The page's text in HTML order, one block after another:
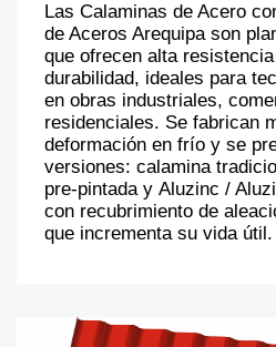
Las Calaminas de Acero
de Aceros Arequipa son
que ofrecen alta
durabilidad, ideales para
en obras industriales,
residenciales. Se fabrican
deformación en frío y se
versiones: calamina
pre‑pintaday Aluzinc /
con recubrimiento de
que incrementa su vida útil.